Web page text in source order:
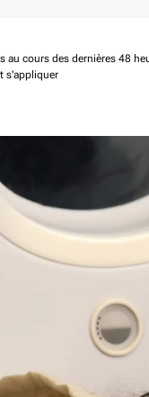
au cours des dernières 48
s'appliquer